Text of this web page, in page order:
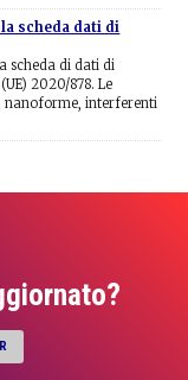
la scheda dati di
scheda di dati di
2020/878. Le
nanoforme, interferenti